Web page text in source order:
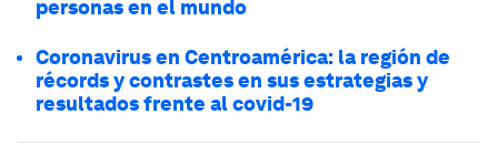
personas en el mundo
Coronavirus en Centroamérica: la región de
récords y contrastes en sus estrategias y
resultados frente al covid-19